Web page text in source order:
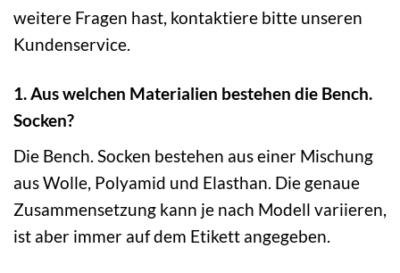
weitere Fragen hast, kontaktiere bitte unseren
Kundenservice.
1. Aus welchen Materialien bestehen die Bench.
Socken?
Die Bench. Socken bestehen aus einer Mischung
aus Wolle, Polyamid und Elasthan. Die genaue
Zusammensetzung kann je nach Modell variieren,
ist aber immer auf dem Etikett angegeben.